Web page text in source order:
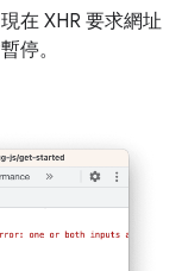
在 XHR 要求網址
停。